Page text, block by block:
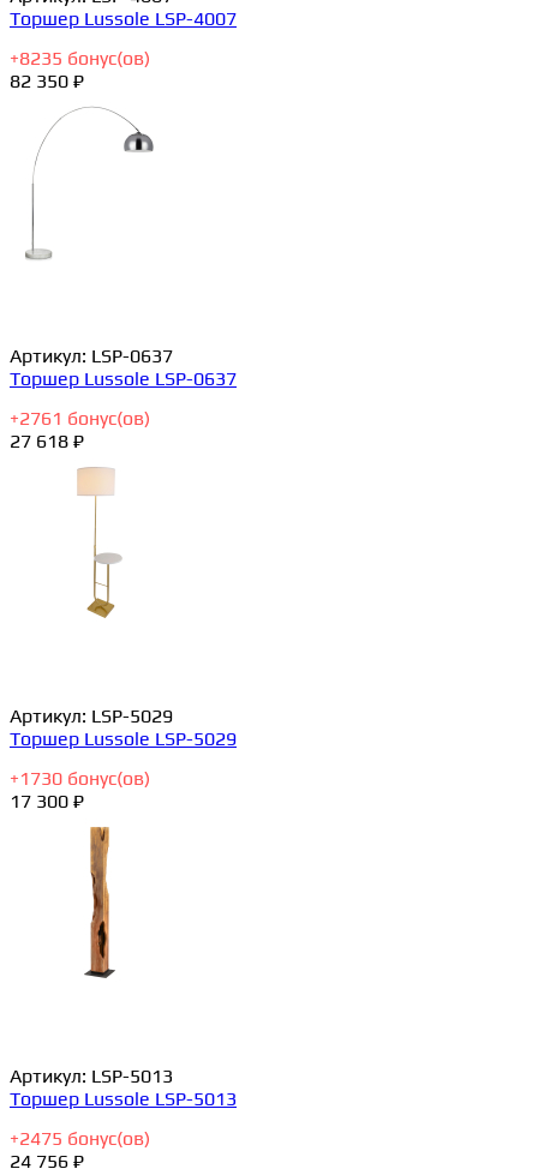
Торшер Lussole LSP-4007
+8235 бонус(ов)
82 350 ₽
Артикул: LSP-0637
Торшер Lussole LSP-0637
+2761 бонус(ов)
27 618 ₽
Артикул: LSP-5029
Торшер Lussole LSP-5029
+1730 бонус(ов)
17 300 ₽
Артикул: LSP-5013
Торшер Lussole LSP-5013
+2475 бонус(ов)
24 756 ₽